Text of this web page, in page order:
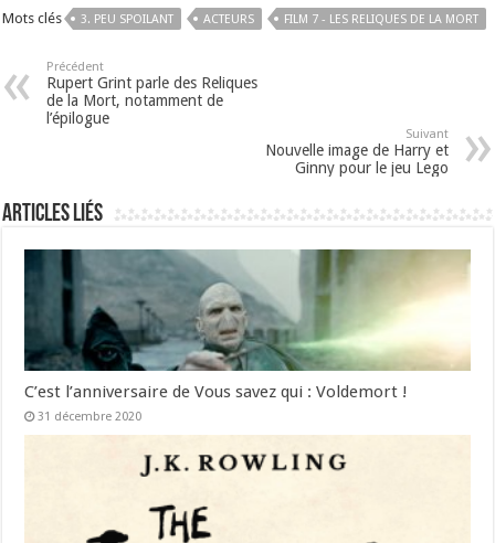
Mots clés 3. PEU SPOILANT ACTEURS FILM 7 - LES RELIQUES DE LA MORT
Précédent
Rupert Grint parle des Reliques
de la Mort, notamment de
l’épilogue
Suivant
Nouvelle image de Harry et
Ginny pour le jeu Lego
Articles liés
C’est l’anniversaire de Vous savez qui : Voldemort !
31 décembre 2020